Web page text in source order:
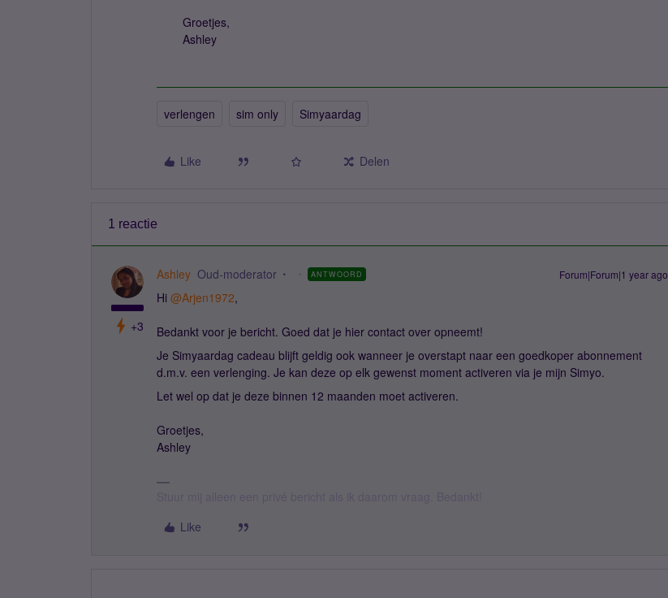
Groetjes,
Ashley
verlengen sim only Simyaardag
Like Delen
1 reactie
+3
Ashley Oud-moderator ANTWOORD Forum|Forum|1 year ago
Hi ​ @Arjen1972,
Bedankt voor je bericht. Goed dat je hier contact over opneemt!
Je Simyaardag cadeau blijft geldig ook wanneer je overstapt naar een goedkoper abonnement
d.m.v. een verlenging. Je kan deze op elk gewenst moment activeren via je mijn Simyo.
Let wel op dat je deze binnen 12 maanden moet activeren.
Groetjes,
Ashley
Like